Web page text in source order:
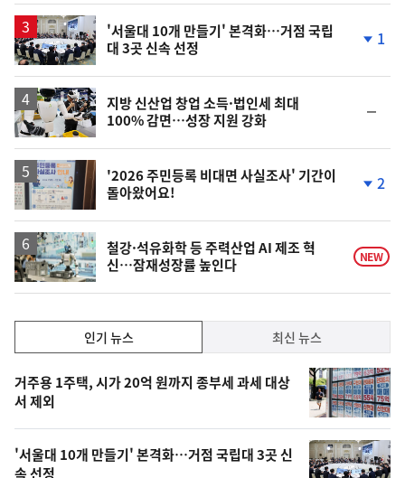
상
'서울대 10개 만들기' 본격화…거점 국립
대 3곳 신속 선정
하
1
지방 신산업 창업 소득·법인세 최대
100% 감면…성장 지원 강화
일
'2026 주민등록 비대면 사실조사' 기간이
돌아왔어요!
하
락
2
철강·석유화학 등 주력산업 AI 제조 혁
신…잠재성장률 높인다
NEW
기,
최
신,
오
늘
인기 뉴스 최신 뉴스
인
기
뉴
스
거주용 1주택, 시가 20억 원까지 종부세 과세 대상
서 제외
'서울대 10개 만들기' 본격화…거점 국립대 3곳 신
속 선정